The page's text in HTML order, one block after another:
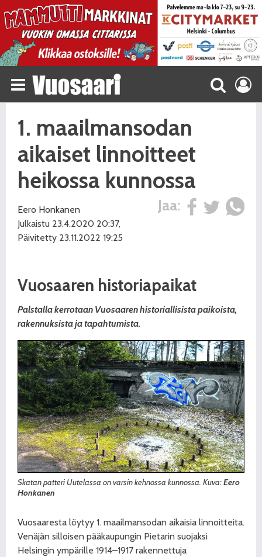
1. maailmansodan
aikaiset linnoitteet
heikossa kunnossa
Jaa:
Eero Honkanen
Julkaistu 23.4.2020 20:37,
Päivitetty 23.11.2022 19:25
Vuosaaren historiapaikat
Palstalla kerrotaan Vuosaaren historiallisista paikoista,
rakennuksista ja tapahtumista.
Skatan patteri Uutelassa on varsin kehnossa kunnossa. Kuva:Eero
Honkanen
Vuosaaresta löytyy 1. maailmansodan aikaisia linnoitteita.
Venäjän silloisen pääkaupungin Pietarin suojaksi
Helsingin ympärille 1914–1917 rakennettuja